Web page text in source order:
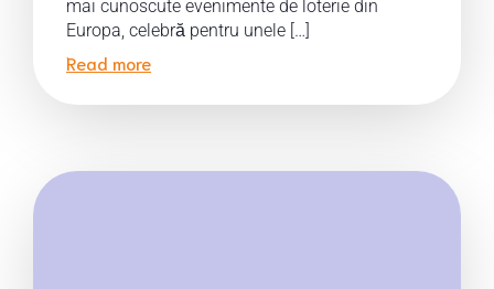
mai cunoscute evenimente de loterie din
Europa, celebră pentru unele […]
Read more